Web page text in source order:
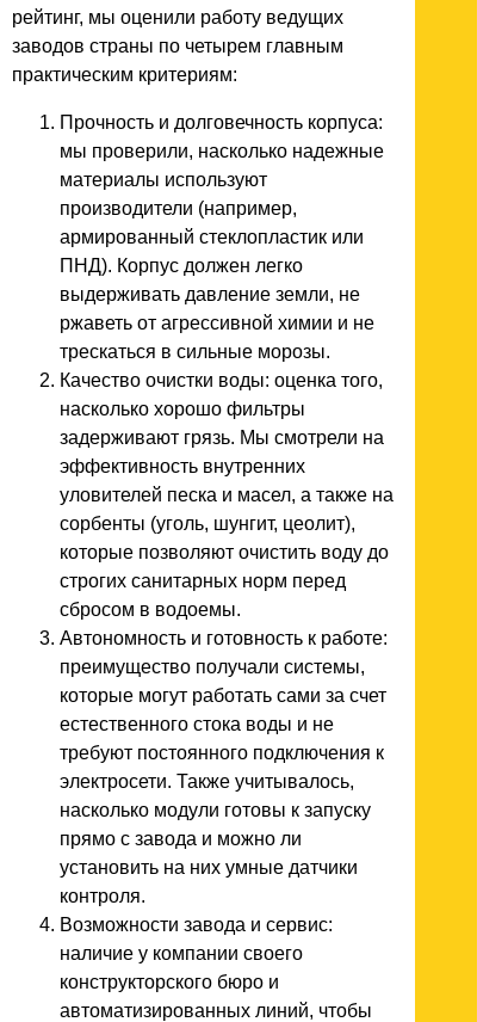
рейтинг, мы оценили работу ведущих
заводов страны по четырем главным
практическим критериям:
Прочность и долговечность корпуса:
мы проверили, насколько надежные
материалы используют
производители (например,
армированный стеклопластик или
ПНД). Корпус должен легко
выдерживать давление земли, не
ржаветь от агрессивной химии и не
трескаться в сильные морозы.
Качество очистки воды: оценка того,
насколько хорошо фильтры
задерживают грязь. Мы смотрели на
эффективность внутренних
уловителей песка и масел, а также на
сорбенты (уголь, шунгит, цеолит),
которые позволяют очистить воду до
строгих санитарных норм перед
сбросом в водоемы.
Автономность и готовность к работе:
преимущество получали системы,
которые могут работать сами за счет
естественного стока воды и не
требуют постоянного подключения к
электросети. Также учитывалось,
насколько модули готовы к запуску
прямо с завода и можно ли
установить на них умные датчики
контроля.
Возможности завода и сервис:
наличие у компании своего
конструкторского бюро и
автоматизированных линий, чтобы